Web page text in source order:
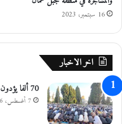
"م
ب
ر
ا
ح
ا
س
م
16 سبتمبر، 2023
اخر الاخبار
70 ألفا يؤدون صلاة الجمعة في المسجد الأقصى
7 أغسطس، 2026